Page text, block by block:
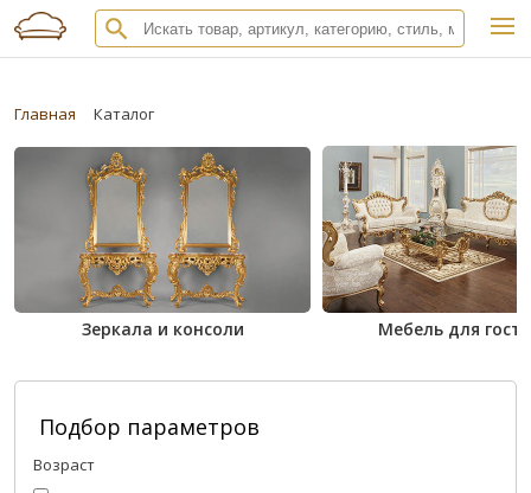
Главная Каталог
Зеркала и консоли Мебель для
Подбор параметров
Возраст